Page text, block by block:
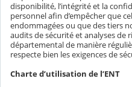
disponibilité, l’intégrité et la
personnel afin d’empêcher que
endommagées ou que des tiers
audits de sécurité et analyses de
départemental de manière
respecte bien les exigences de
Charte d’utilisation de l’ENT